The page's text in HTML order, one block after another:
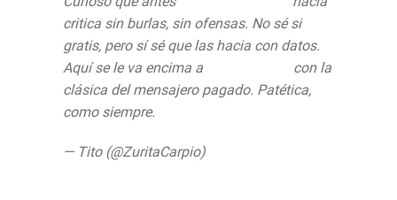
critica sin burlas, sin ofensas. No sé si
gratis, pero sí sé que las hacia con datos.
Aquí se le va encima a
con la
clásica del mensajero pagado. Patética,
como siempre.
— Tito (@ZuritaCarpio)